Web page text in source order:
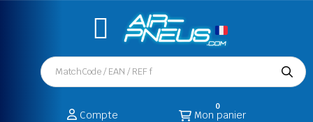
Compte Mon panier
0